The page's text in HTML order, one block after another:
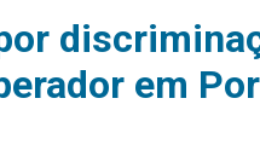
em